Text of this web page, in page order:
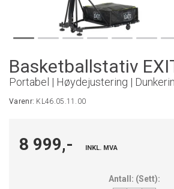
Basketballstativ
Portabel | Høydejustering |
Varenr: KL46.05.11.00
8 999,- INKL. MVA
Antall: (Sett):